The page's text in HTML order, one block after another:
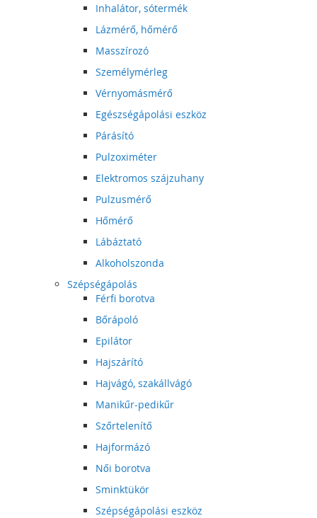
Inhalátor, sótermék
Lázmérő, hőmérő
Masszírozó
Személymérleg
Vérnyomásmérő
Egészségápolási eszköz
Párásító
Pulzoximéter
Elektromos szájzuhany
Pulzusmérő
Hőmérő
Lábáztató
Alkoholszonda
Szépségápolás
Férfi borotva
Bőrápoló
Epilátor
Hajszárító
Hajvágó, szakállvágó
Manikűr-pedikűr
Szőrtelenítő
Hajformázó
Női borotva
Sminktükör
Szépségápolási eszköz